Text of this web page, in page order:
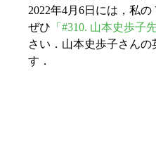
2022年4月6日には，私
ぜひ 「#310. 山本史歩
さい．山本史歩子さん
す．